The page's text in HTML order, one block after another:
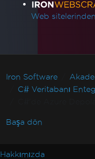
Web sitelerinden
Iron Software
C# Veritabanı
Başa dön
Hakkımızda